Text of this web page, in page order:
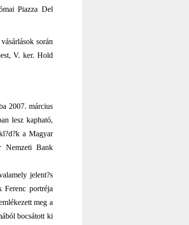
Piazza Del
során
V. ker. Hold
2007. március
lesz kapható,
a Magyar
Nemzeti Bank
jelent?s
Ferenc portréja
meg a
bocsátott ki